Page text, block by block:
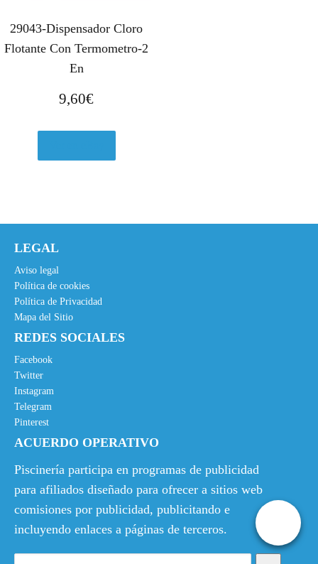
29043-Dispensador Cloro
Flotante Con Termometro-2
En
9,60€
LEGAL
Aviso legal
Política de cookies
Política de Privacidad
Mapa del Sitio
REDES SOCIALES
Facebook
Twitter
Instagram
Telegram
Pinterest
ACUERDO OPERATIVO
Piscinería participa en programas de publicidad
para afiliados diseñado para ofrecer a sitios web
comisiones por publicidad, publicitando e
incluyendo enlaces a páginas de terceros.